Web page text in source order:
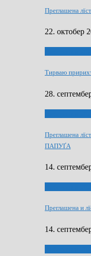
Преглашена
22. октобер
Тирваю
28.
Преглашена
ПАПУҐА
14.
Преглашена и
14.